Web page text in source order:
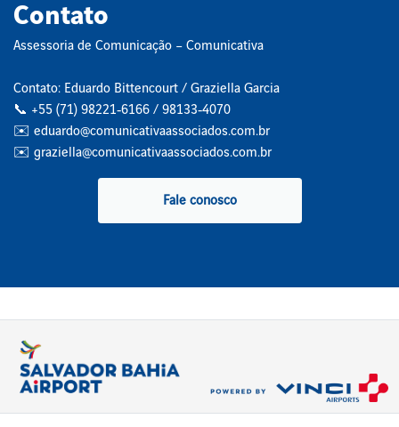
Contato
Assessoria de Comunicação – Comunicativa
Contato: Eduardo Bittencourt / Graziella Garcia
📞 +55 (71) 98221‑6166 / 98133‑4070
✉️ eduardo@comunicativaassociados.com.br
✉️ graziella@comunicativaassociados.com.br
Fale conosco